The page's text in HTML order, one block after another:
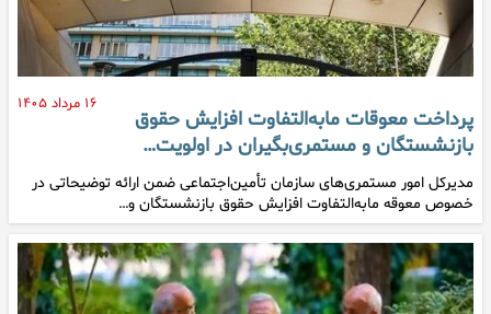
۱۶ مرداد ۱۴۰۵
پرداخت معوقات مابه‌التفاوت افزایش حقوق
بازنشستگان و مستمری‌بگیران در اولویت…
مدیرکل امور مستمری‌های سازمان تأمین‌اجتماعی ضمن ارائه توضیحاتی در
خصوص معوقه مابه‌التفاوت افزایش حقوق بازنشستگان و…